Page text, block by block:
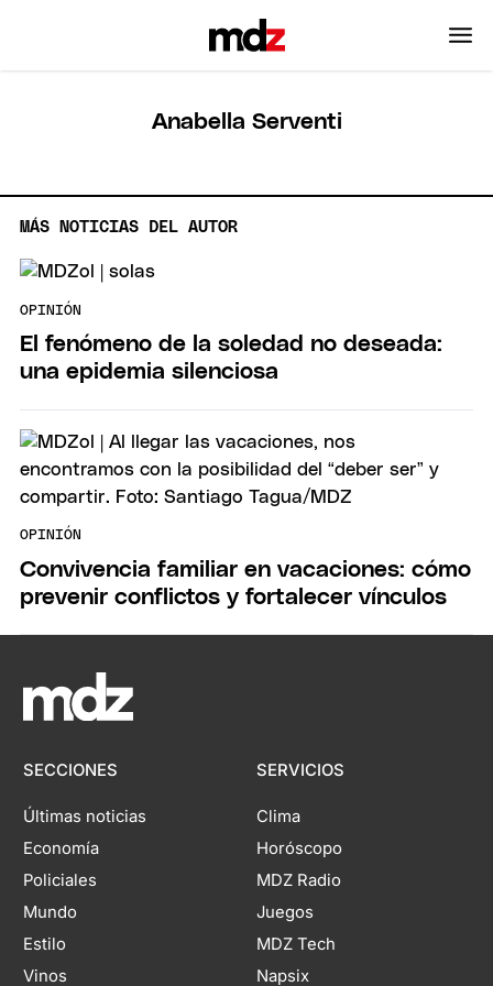
Anabella Serventi
MÁS NOTICIAS DEL AUTOR
OPINIÓN
El fenómeno de la soledad no deseada:
una epidemia silenciosa
OPINIÓN
Convivencia familiar en vacaciones: cómo
prevenir conflictos y fortalecer vínculos
SECCIONES
Últimas noticias
Economía
Policiales
Mundo
Estilo
Vinos
SERVICIOS
Clima
Horóscopo
MDZ Radio
Juegos
MDZ Tech
Napsix